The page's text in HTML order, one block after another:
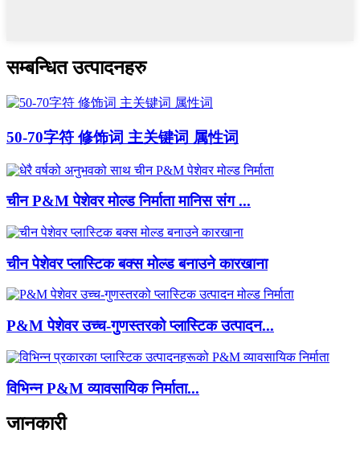
सम्बन्धित उत्पादनहरु
50-70字符 修饰词 主关键词 属性词
चीन P&M पेशेवर मोल्ड निर्माता मानिस संग ...
चीन पेशेवर प्लास्टिक बक्स मोल्ड बनाउने कारखाना
P&M पेशेवर उच्च-गुणस्तरको प्लास्टिक उत्पादन...
विभिन्न P&M व्यावसायिक निर्माता...
जानकारी